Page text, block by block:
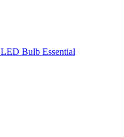
Bulb Essential